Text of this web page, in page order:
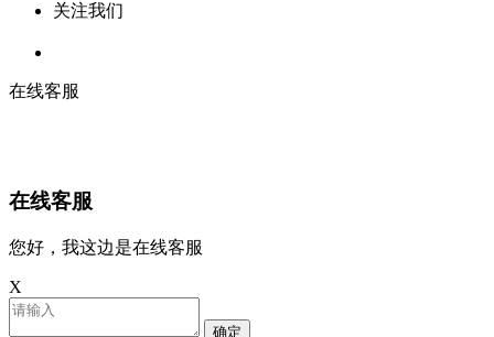
关注我们
在线客服
在线客服
您好，我这边是在线客服
X
确定